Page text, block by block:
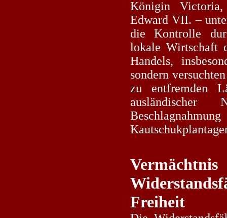
Königin
Edward VII. –
die Kontrolle
lokale Wirtschaft
Handels,
sondern
zu entfremden
ausländischer
Freiheit